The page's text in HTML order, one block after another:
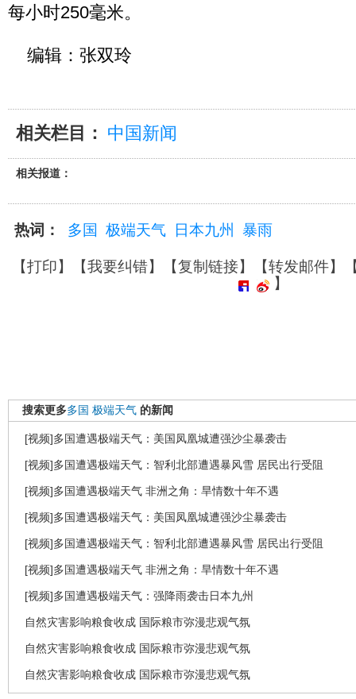
每小时250毫米。
编辑：张双玲
相关栏目： 中国新闻
相关报道：
热词： 多国 极端天气 日本九州 暴雨
【打印】【我要纠错】【复制链接】【转发邮件】
】
搜索更多多国 极端天气 的新闻
[视频]多国遭遇极端天气：美国凤凰城遭强沙尘暴袭击
[视频]多国遭遇极端天气：智利北部遭遇暴风雪 居民出行受阻
[视频]多国遭遇极端天气 非洲之角：旱情数十年不遇
[视频]多国遭遇极端天气：美国凤凰城遭强沙尘暴袭击
[视频]多国遭遇极端天气：智利北部遭遇暴风雪 居民出行受阻
[视频]多国遭遇极端天气 非洲之角：旱情数十年不遇
[视频]多国遭遇极端天气：强降雨袭击日本九州
自然灾害影响粮食收成 国际粮市弥漫悲观气氛
自然灾害影响粮食收成 国际粮市弥漫悲观气氛
自然灾害影响粮食收成 国际粮市弥漫悲观气氛